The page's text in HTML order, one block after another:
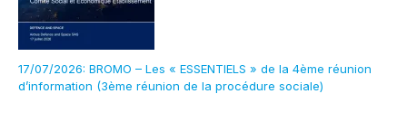
17/07/2026: BROMO – Les « ESSENTIELS » de la 4ème réunion
d’information (3ème réunion de la procédure sociale)